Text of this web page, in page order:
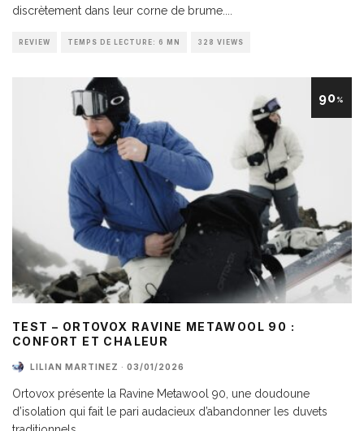
discrètement dans leur corne de brume.
REVIEW TEMPS DE LECTURE: 6 MN 328 VIEWS
90%
TEST – ORTOVOX RAVINE METAWOOL 90 :
CONFORT ET CHALEUR
LILIAN MARTINEZ · 03/01/2026
Ortovox présente la Ravine Metawool 90, une doudoune
d’isolation qui fait le pari audacieux d’abandonner les duvets